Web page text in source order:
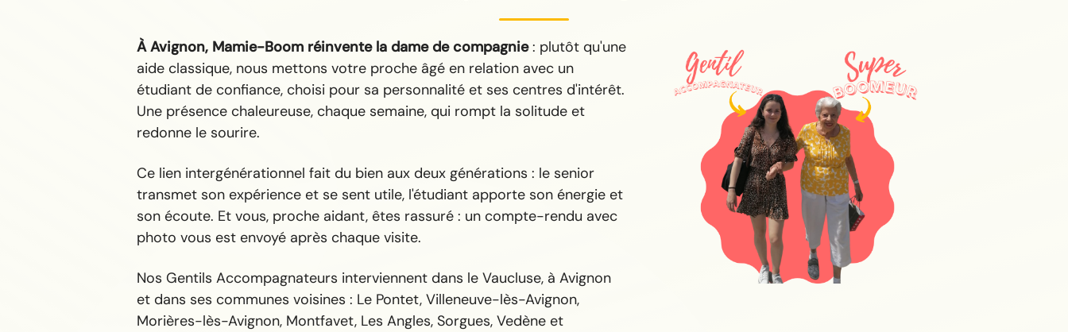
À Avignon, Mamie-Boom réinvente la dame de compagnie: plutôt qu'une
aide classique, nous mettons votre proche âgé en relation avec un
étudiant de confiance, choisi pour sa personnalité et ses centres d'intérêt.
Une présence chaleureuse, chaque semaine, qui rompt la solitude et
redonne le sourire.
Ce lien intergénérationnel fait du bien aux deux générations : le senior
transmet son expérience et se sent utile, l'étudiant apporte son énergie et
son écoute. Et vous, proche aidant, êtes rassuré : un compte-rendu avec
photo vous est envoyé après chaque visite.
Nos Gentils Accompagnateurs interviennent dans le Vaucluse, à Avignon
et dans ses communes voisines : Le Pontet, Villeneuve-lès-Avignon,
Morières-lès-Avignon, Montfavet, Les Angles, Sorgues, Vedène et